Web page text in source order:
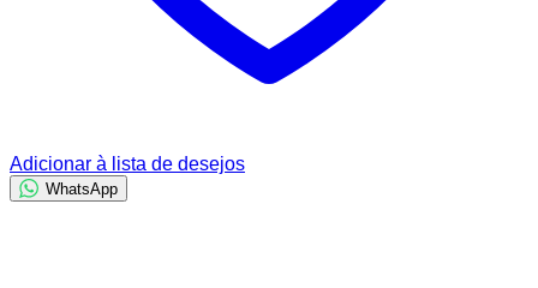
Adicionar à lista de desejos
WhatsApp